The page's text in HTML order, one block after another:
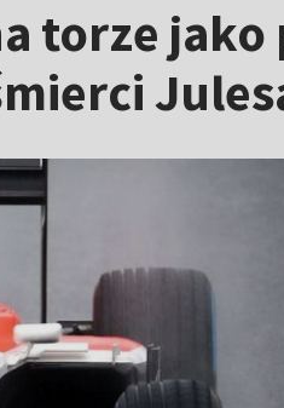
torze